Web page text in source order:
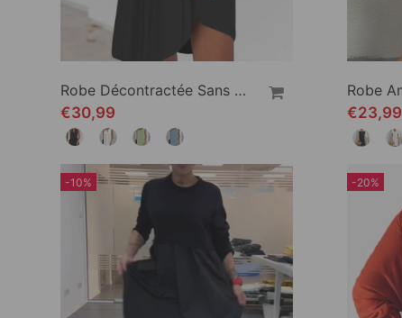
Robe Décontractée Sans Manches À Col En V
€30,99
€23,99
-10% -20%